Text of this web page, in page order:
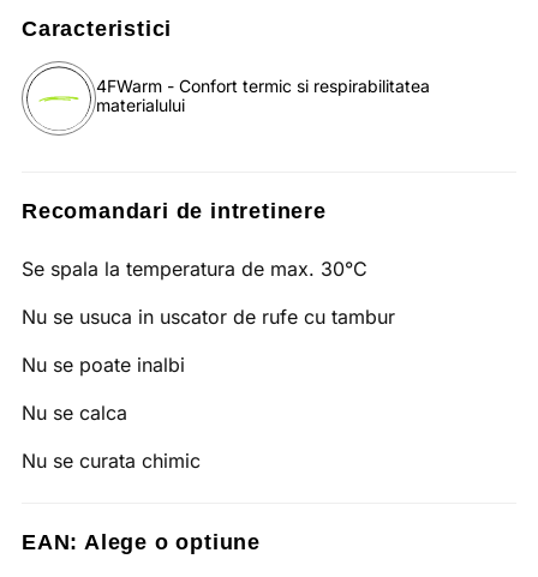
Caracteristici
4FWarm - Confort termic si respirabilitatea
materialului
Recomandari de intretinere
Se spala la temperatura de max. 30°C
Nu se usuca in uscator de rufe cu tambur
Nu se poate inalbi
Nu se calca
Nu se curata chimic
EAN: Alege o optiune